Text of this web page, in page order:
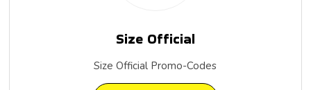
Size Official
Size Official Promo-Codes